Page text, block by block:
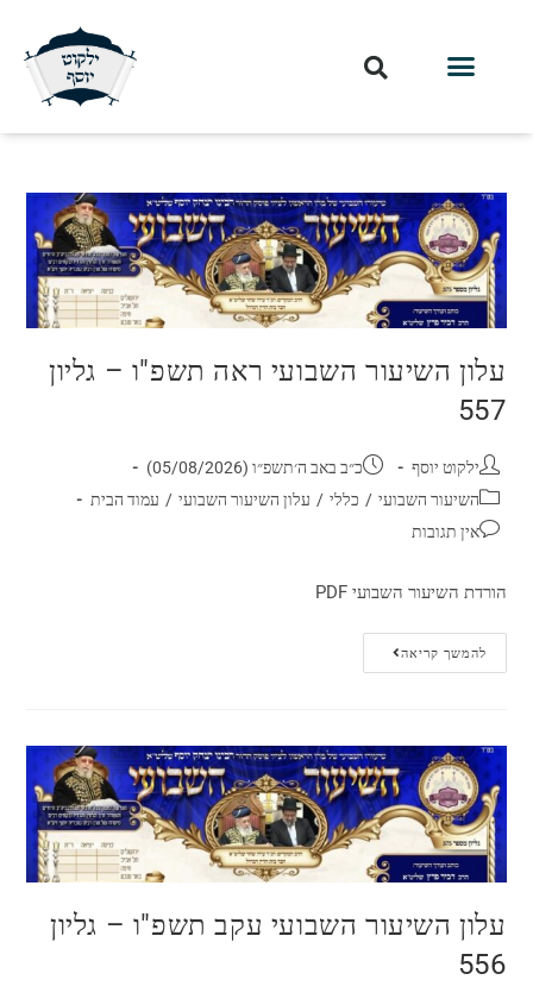
עלון השיעור השבועי ראה תשפ"ו – גליון
557
ילקוט יוסף
כ״ב באב ה׳תשפ״ו (05/08/2026)
השיעור השבועי / כללי / עלון השיעור השבועי / עמוד הבית
אין תגובות
הורדת השיעור השבועי PDF
להמשך קריאה
עלון השיעור השבועי עקב תשפ"ו – גליון
556